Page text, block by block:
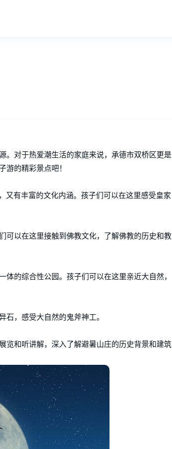
。对于热爱潮生活的家庭来说，承德市双桥区更是
游的精彩景点吧！
又有丰富的文化内涵。孩子们可以在这里感受皇家
可以在这里接触到佛教文化，了解佛教的历史和教
的综合性公园。孩子们可以在这里亲近大自然，
石，感受大自然的鬼斧神工。
览和听讲解，深入了解避暑山庄的历史背景和建筑